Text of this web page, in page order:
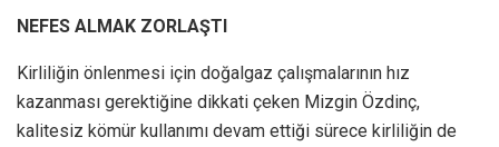
NEFES ALMAK ZORLAŞTI
Kirliliğin önlenmesi için doğalgaz çalışmalarının hız
kazanması gerektiğine dikkati çeken Mizgin Özdinç,
kalitesiz kömür kullanımı devam ettiği sürece kirliliğin de